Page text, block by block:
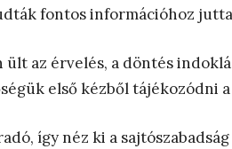
fontos információhoz
az érvelés, a döntés
első kézből tájékozódni
így néz ki a